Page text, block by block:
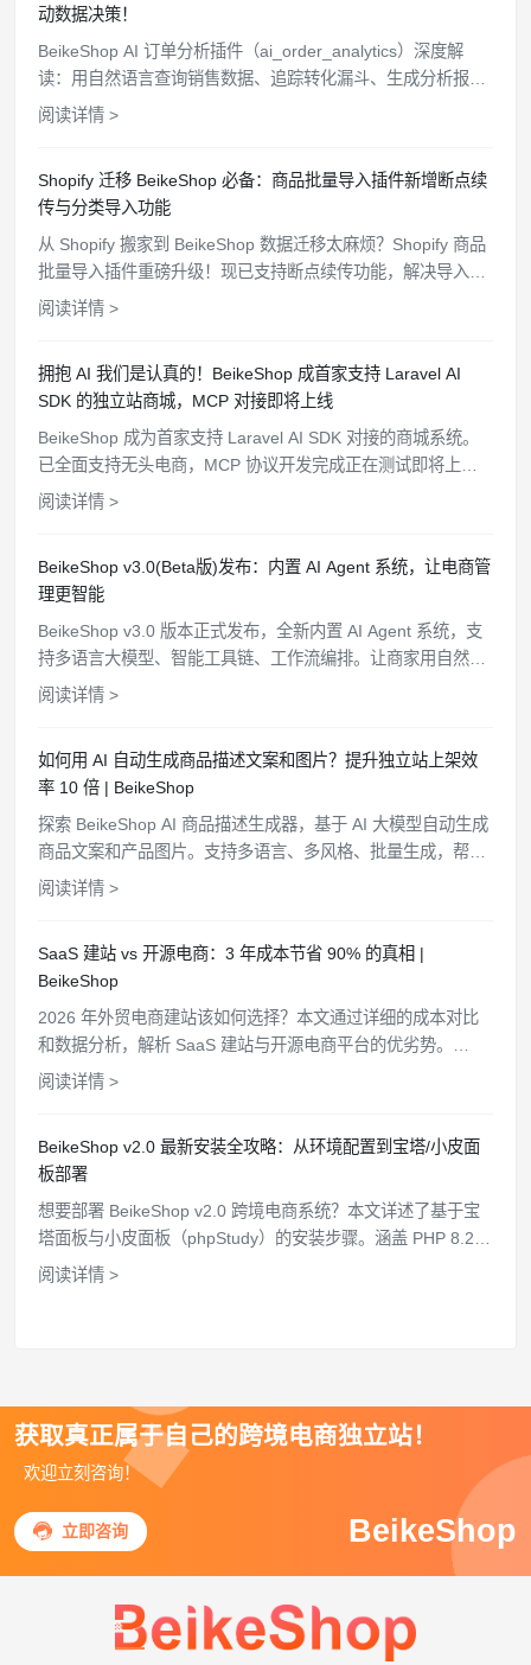
动数据决策！
BeikeShop AI 订单分析插件（ai_order_analytics）深度解
读：用自然语言查询销售数据、追踪转化漏斗、生成分析报
告，让你的独立站运营告别手动统计时代。
阅读详情 >
Shopify 迁移 BeikeShop 必备：商品批量导入插件新增断点续
传与分类导入功能
从 Shopify 搬家到 BeikeShop 数据迁移太麻烦？Shopify 商品
批量导入插件重磅升级！现已支持断点续传功能，解决导入中
断难题；并新增分类一键导入，完美同步 Shopify 分类结构。
阅读详情 >
拥抱 AI 我们是认真的！BeikeShop 成首家支持 Laravel AI
SDK 的独立站商城，MCP 对接即将上线
BeikeShop 成为首家支持 Laravel AI SDK 对接的商城系统。
已全面支持无头电商，MCP 协议开发完成正在测试即将上
线，持续开放更多 API 接口，为卖家打造更智能的电商生态。
阅读详情 >
BeikeShop v3.0(Beta版)发布：内置 AI Agent 系统，让电商管
理更智能
BeikeShop v3.0 版本正式发布，全新内置 AI Agent 系统，支
持多语言大模型、智能工具链、工作流编排。让商家用自然语
言管理商品、查询订单、分析客户，电商管理从此更简单高
阅读详情 >
如何用 AI 自动生成商品描述文案和图片？提升独立站上架效
率 10 倍 | BeikeShop
探索 BeikeShop AI 商品描述生成器，基于 AI 大模型自动生成
商品文案和产品图片。支持多语言、多风格、批量生成，帮助
电商卖家快速上架商品，提升运营效率。
阅读详情 >
SaaS 建站 vs 开源电商：3 年成本节省 90% 的真相 |
BeikeShop
2026 年外贸电商建站该如何选择？本文通过详细的成本对比
和数据分析，解析 SaaS 建站与开源电商平台的优劣势。
BeikeShop 开源商城系统，100% 开源免费，助力外贸企业轻
阅读详情 >
BeikeShop v2.0 最新安装全攻略：从环境配置到宝塔/小皮面
板部署
想要部署 BeikeShop v2.0 跨境电商系统？本文详述了基于宝
塔面板与小皮面板（phpStudy）的安装步骤。涵盖 PHP 8.2
环境配置、fileinfo 扩展安装、Nginx 伪静态设置等关键环节，
阅读详情 >
获取真正属于自己的跨境电商独立站！
欢迎立刻咨询！
 立即咨询 BeikeShop